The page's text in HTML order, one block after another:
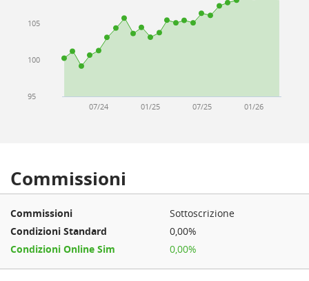
07/24 01/25 07/25 01/26
95
100
105
Commissioni
Sottoscrizione
0,00%
0,00%